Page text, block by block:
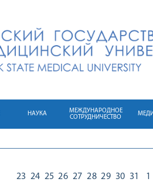
НАУКА
МЕЖДУНАРОДНОЕ
СОТРУДНИЧЕСТВО
23 24 25 26 27 28 29 30 31
1